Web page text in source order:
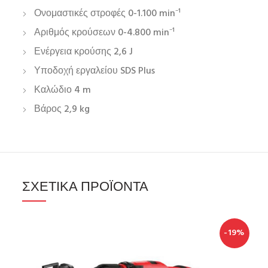
Ονομαστικές στροφές 0-1.100 min⁻¹
Αριθμός κρούσεων 0-4.800 min⁻¹
Ενέργεια κρούσης 2,6 J
Υποδοχή εργαλείου SDS Plus
Καλώδιο 4 m
Βάρος 2,9 kg
ΣΧΕΤΙΚΆ ΠΡΟΪΌΝΤΑ
-19%